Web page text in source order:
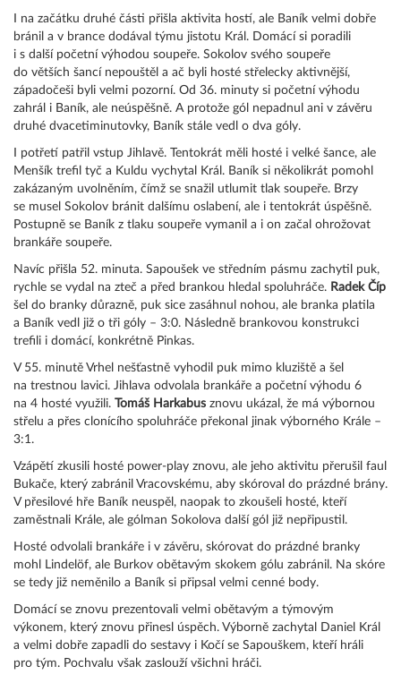
I na začátku druhé části přišla aktivita hostí, ale Baník velmi dobře
bránil a v brance dodával týmu jistotu Král. Domácí si poradili
i s další početní výhodou soupeře. Sokolov svého soupeře
do větších šancí nepouštěl a ač byli hosté střelecky aktivnější,
západočeši byli velmi pozorní. Od 36. minuty si početní výhodu
zahrál i Baník, ale neúspěšně. A protože gól nepadnul ani v závěru
druhé dvacetiminutovky, Baník stále vedl o dva góly.
I potřetí patřil vstup Jihlavě. Tentokrát měli hosté i velké šance, ale
Menšík trefil tyč a Kuldu vychytal Král. Baník si několikrát pomohl
zakázaným uvolněním, čímž se snažil utlumit tlak soupeře. Brzy
se musel Sokolov bránit dalšímu oslabení, ale i tentokrát úspěšně.
Postupně se Baník z tlaku soupeře vymanil a i on začal ohrožovat
brankáře soupeře.
Navíc přišla 52. minuta. Sapoušek ve středním pásmu zachytil puk,
rychle se vydal na zteč a před brankou hledal spoluhráče. Radek Číp
šel do branky důrazně, puk sice zasáhnul nohou, ale branka platila
a Baník vedl již o tři góly – 3:0. Následně brankovou konstrukci
trefili i domácí, konkrétně Pinkas.
V 55. minutě Vrhel nešťastně vyhodil puk mimo kluziště a šel
na trestnou lavici. Jihlava odvolala brankáře a početní výhodu 6
na 4 hosté využili.
Tomáš Harkabus znovu ukázal, že má výbornou
střelu a přes clonícího spoluhráče překonal jinak výborného Krále –
3:1.
Vzápětí zkusili hosté power-play znovu, ale jeho aktivitu přerušil faul
Bukače, který zabránil Vracovskému, aby skóroval do prázdné brány.
V přesilové hře Baník neuspěl, naopak to zkoušeli hosté, kteří
zaměstnali Krále, ale gólman Sokolova další gól již nepřipustil.
Hosté odvolali brankáře i v závěru, skórovat do prázdné branky
mohl Lindelöf, ale Burkov obětavým skokem gólu zabránil. Na skóre
se tedy již neměnilo a Baník si připsal velmi cenné body.
Domácí se znovu prezentovali velmi obětavým a týmovým
výkonem, který znovu přinesl úspěch. Výborně zachytal Daniel Král
a velmi dobře zapadli do sestavy i Kočí se Sapouškem, kteří hráli
pro tým. Pochvalu však zaslouží všichni hráči.